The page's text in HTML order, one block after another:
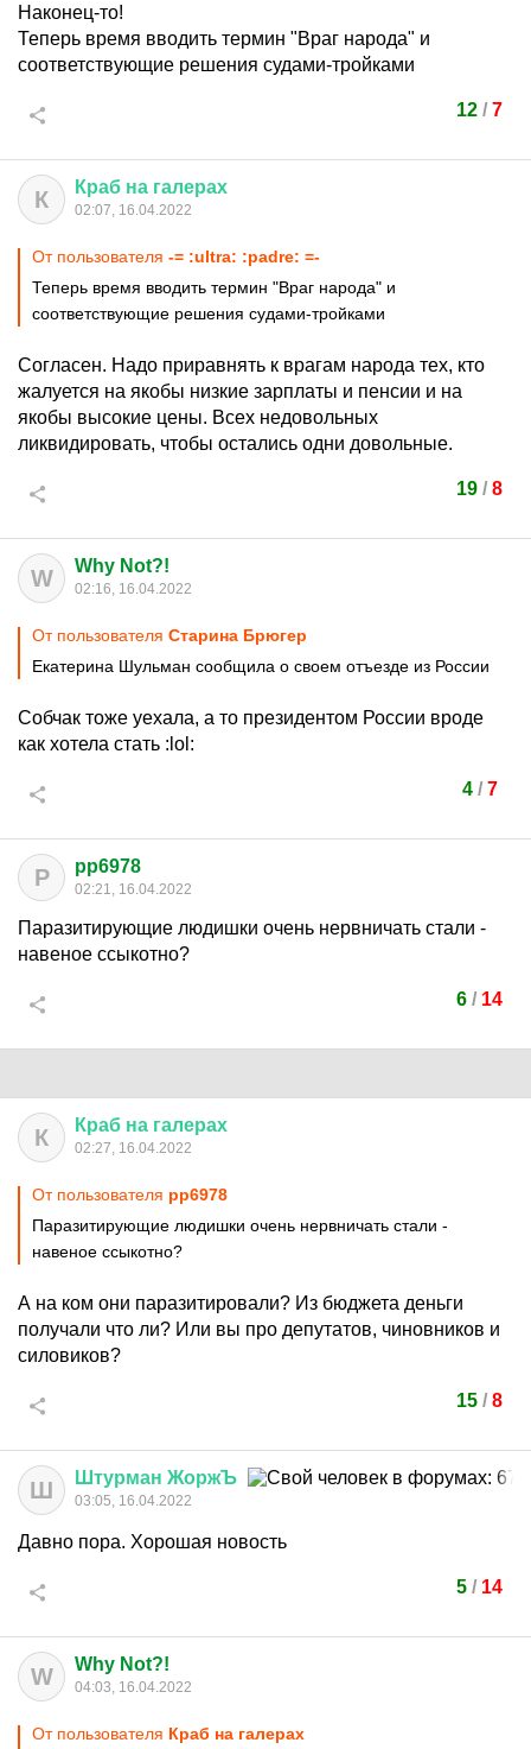
Наконец-то!
Теперь время вводить термин "Враг народа" и
соответствующие решения судами-тройками
12 / 7
К Краб на галерах
02:07, 16.04.2022
От пользователя -= :ultra: :padre: =-
Теперь время вводить термин "Враг народа" и
соответствующие решения судами-тройками
Согласен. Надо приравнять к врагам народа тех, кто
жалуется на якобы низкие зарплаты и пенсии и на
якобы высокие цены. Всех недовольных
ликвидировать, чтобы остались одни довольные.
19 / 8
W Why Not?!
02:16, 16.04.2022
От пользователя Старина Брюгер
Екатерина Шульман сообщила о своем отъезде из России
Собчак тоже уехала, а то президентом России вроде
как хотела стать :lol:
4/ 7
P pp6978
02:21, 16.04.2022
Паразитирующие людишки очень нервничать стали -
навеное ссыкотно?
6 / 14
К Краб на галерах
02:27, 16.04.2022
От пользователя pp6978
Паразитирующие людишки очень нервничать стали -
навеное ссыкотно?
А на ком они паразитировали? Из бюджета деньги
получали что ли? Или вы про депутатов, чиновников и
силовиков?
15 / 8
Ш Штурман ЖоржЪ
03:05, 16.04.2022
Давно пора. Хорошая новость
5 / 14
W Why Not?!
04:03, 16.04.2022
От пользователя Краб на галерах